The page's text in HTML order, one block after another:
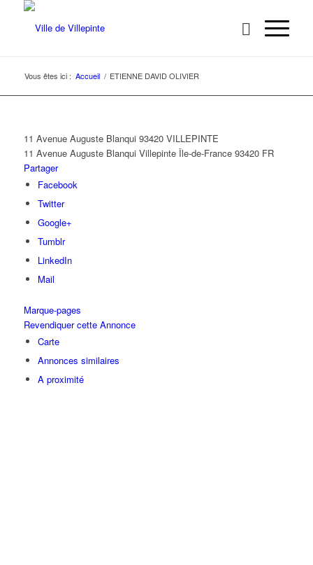
Vous êtes ici : Accueil / ETIENNE DAVID OLIVIER
11 Avenue Auguste Blanqui 93420 VILLEPINTE
11 Avenue Auguste Blanqui Villepinte Île-de-France 93420 FR
Partager
Facebook
Twitter
Google+
Tumblr
LinkedIn
Mail
Marque-pages
Revendiquer cette Annonce
Carte
Annonces similaires
A proximité